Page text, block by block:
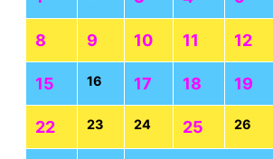
8 9 10 11 12
15 16 17 18 19
22 23 24 25 26